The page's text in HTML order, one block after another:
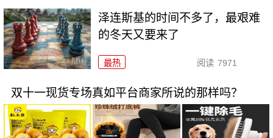
泽连斯基的时间不多了，最艰难
的冬天又要来了
最热 阅读 7971
双十一现货专场真如平台商家所说的那样吗？